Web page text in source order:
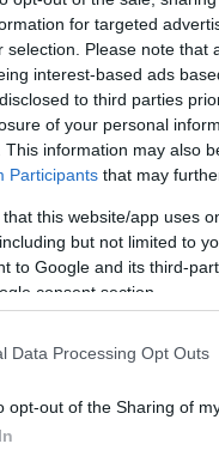
for targeted
selection. Please note
interest-based ads
to third parties
of your personal
This information may also
Participants that may
that this website/app uses
but not limited to
to Google and its third-
consent section.
Data Processing Opt Outs
opt-out of the Sharing of
alapja
lépés a nem kívánt
az ételt. A májat